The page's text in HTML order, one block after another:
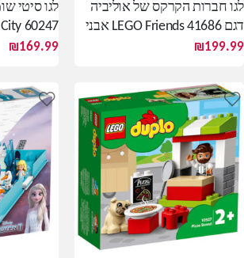
לגו חברות הקרקס של אוליביה
דגם LEGO Friends 41686 אבני
לגו לבניה₪199.99
City 60247 אבני לגו לבנייה
₪169.99